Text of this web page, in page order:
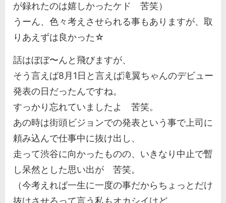
が録れたのは嬉しかったケド 苦笑）
うーん、色々考えさせられる事もありますが、取
りあえずは良かった☆
話はぼぼ〜んと飛びますが、
そう言えば8月1日と言えば滝翼ちゃんのデビュー
発表の日だったんですね。
すっかり忘れていましたよ 苦笑。
あの時は街頭ビジョンでの発表という事で上司に
頼み込んで仕事中に抜け出し、
走って渋谷に向かったものの、いきなり中止で暫
し呆然とした思い出が 苦笑。
（今考えれば一生に一度の事だからちょっとだけ